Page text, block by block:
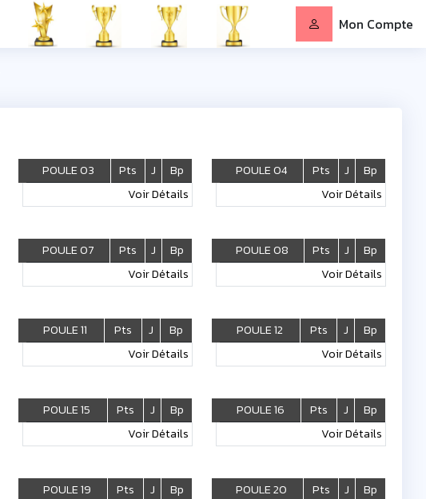
Mon Compte
POULE 03 Pts J
Bp
Voir Détails
POULE 04 Pts J
Bp
Voir Détails
POULE 07 Pts J
Bp
Voir Détails
POULE 08 Pts J
Bp
Voir Détails
POULE 11 Pts J
Bp
Voir Détails
POULE 12 Pts J
Bp
Voir Détails
POULE 15 Pts J
Bp
Voir Détails
POULE 16 Pts J
Bp
Voir Détails
POULE 19 Pts J
Bp
POULE 20 Pts J
Bp